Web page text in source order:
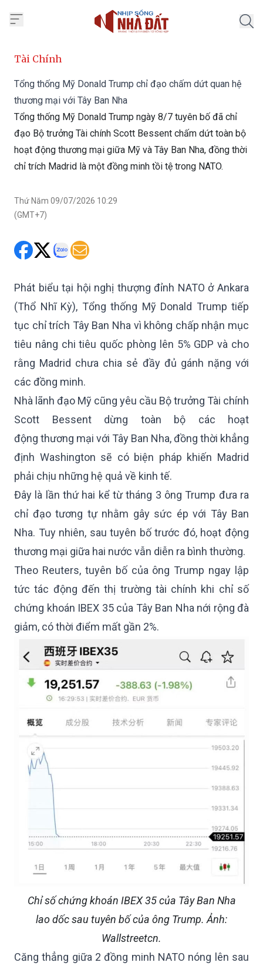
Tài Chính
Tổng thống Mỹ Donald Trump chỉ đạo chấm dứt quan hệ
thương mại với Tây Ban Nha
Tổng thống Mỹ Donald Trump ngày 8/7 tuyên bố đã chỉ
đạo Bộ trưởng Tài chính Scott Bessent chấm dứt toàn bộ
hoạt động thương mại giữa Mỹ và Tây Ban Nha, đồng thời
chỉ trích Madrid là một đồng minh tồi tệ trong NATO.
Thứ Năm 09/07/2026 10:29
(GMT+7)
Phát biểu tại hội nghị thượng đỉnh NATO ở Ankara
(Thổ Nhĩ Kỳ), Tổng thống Mỹ Donald Trump tiếp
tục chỉ trích Tây Ban Nha vì không chấp nhận mục
tiêu nâng chi tiêu quốc phòng lên 5% GDP và cho
rằng Madrid chưa chia sẻ đầy đủ gánh nặng với
các đồng minh.
Nhà lãnh đạo Mỹ cũng yêu cầu Bộ trưởng Tài chính
Scott Bessent dừng toàn bộ các hoạt
động thương mại với Tây Ban Nha, đồng thời khẳng
định Washington sẽ có biện pháp khiến Madrid
phải chịu những hệ quả về kinh tế.
Đây là lần thứ hai kể từ tháng 3 ông Trump đưa ra
chỉ đạo tương tự nhằm gây sức ép với Tây Ban
Nha. Tuy nhiên, sau tuyên bố trước đó, hoạt động
thương mại giữa hai nước vẫn diễn ra bình thường.
Theo Reuters, tuyên bố của ông Trump ngay lập
tức tác động đến thị trường tài chính khi chỉ số
chứng khoán IBEX 35 của Tây Ban Nha nới rộng đà
giảm, có thời điểm mất gần 2%.
Chỉ số chứng khoán IBEX 35 của Tây Ban Nha
lao dốc sau tuyên bố của ông Trump. Ảnh:
Wallstreetcn.
Căng thẳng giữa 2 đồng minh NATO nóng lên sau